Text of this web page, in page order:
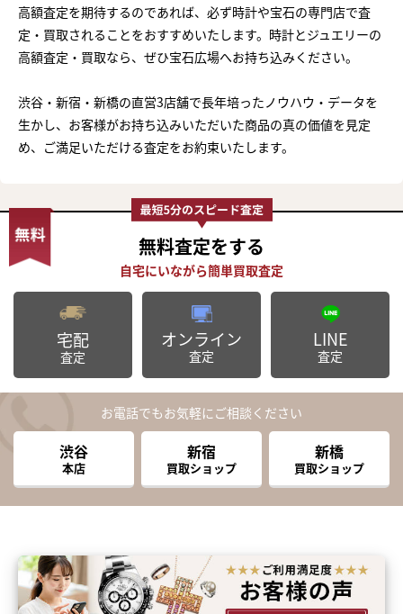
高額査定を期待するのであれば、必ず時計や宝石の専門店で査
定・買取されることをおすすめいたします。時計とジュエリーの
高額査定・買取なら、ぜひ宝石広場へお持ち込みください。
渋谷・新宿・新橋の直営3店舗で長年培ったノウハウ・データを
生かし、お客様がお持ち込みいただいた商品の真の価値を見定
め、ご満足いただける査定をお約束いたします。
無料査定をする
宅配
査定
オンライン
査定
LINE
査定
お電話でもお気軽にご相談ください
渋谷
本店
新宿
買取ショップ
新橋
買取ショップ